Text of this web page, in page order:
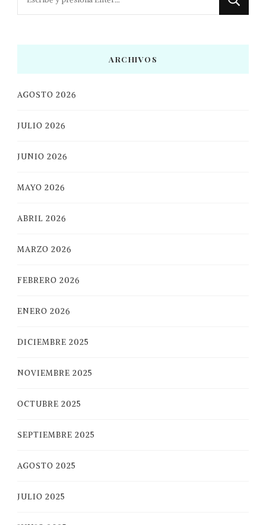
ARCHIVOS
AGOSTO 2026
JULIO 2026
JUNIO 2026
MAYO 2026
ABRIL 2026
MARZO 2026
FEBRERO 2026
ENERO 2026
DICIEMBRE 2025
NOVIEMBRE 2025
OCTUBRE 2025
SEPTIEMBRE 2025
AGOSTO 2025
JULIO 2025